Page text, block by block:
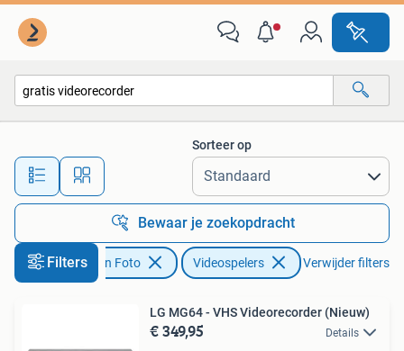
Alle afstanden…
Sorteer op
Bewaar je zoekopdracht
Filters
Audio, Tv en Foto Videospelers Verwijder filters
LG MG64 - VHS Videorecorder (Nieuw)
€ 349,95 Details